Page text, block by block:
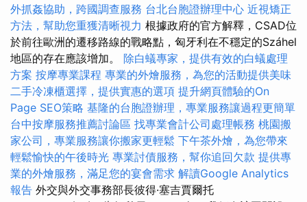
外抓姦協助，跨國調查服務 台北台胞證辦理中心 近視矯正
方法，幫助您重獲清晰視力 根據政府的官方解釋，CSAD位
於前往歐洲的遷移路線的戰略點，匈牙利在不穩定的Száhel
地區的存在應該增加。 除白蟻專家，提供有效的白蟻處理
方案 按摩專業課程 專業的外燴服務，為您的活動提供美味
二手冷凍櫃選擇，提供實惠的選項 提升網頁體驗的On
Page SEO策略 基隆的台胞證辦理，專業服務讓過程更簡單
台中按摩服務推薦討論區 找專業會計公司處理帳務 桃園搬
家公司，專業服務讓你搬家更輕鬆 下午茶外燴，為您帶來
輕鬆愉快的午後時光 專業討債服務，幫你追回欠款 提供專
業的外燴服務，滿足您的宴會需求 解讀Google Analytics
報告 外交與外交事務部長彼得·塞吉賈爾托